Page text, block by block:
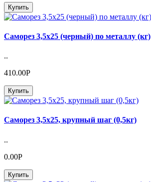
Купить
Саморез 3,5х25 (черный) по металлу (кг)
..
410.00Р
Купить
Саморез 3,5х25, крупный шаг (0,5кг)
..
0.00Р
Купить